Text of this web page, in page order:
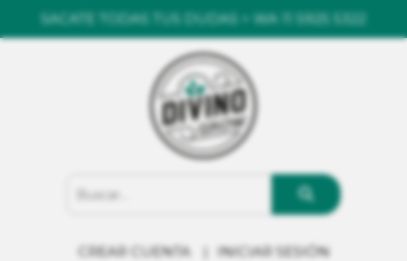
SACATE TODAS TUS DUDAS > WA 11 5925 5322
CREAR CUENTA INICIAR SESIÓN